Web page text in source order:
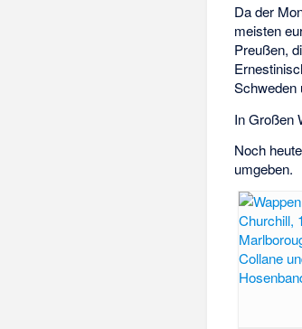
Da der
meisten
Preußen,
Schweden
In Großen
Noch
umgeben.